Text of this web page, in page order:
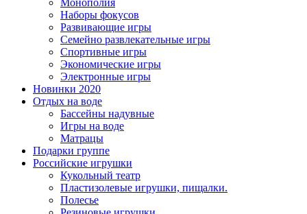
Монополия
Наборы фокусов
Развивающие игры
Семейно развлекательные игры
Спортивные игры
Экономические игры
Электронные игры
Новинки 2020
Отдых на воде
Бассейны надувные
Игры на воде
Матрацы
Подарки группе
Российские игрушки
Кукольный театр
Пластизолевые игрушки, пищалки.
Полесье